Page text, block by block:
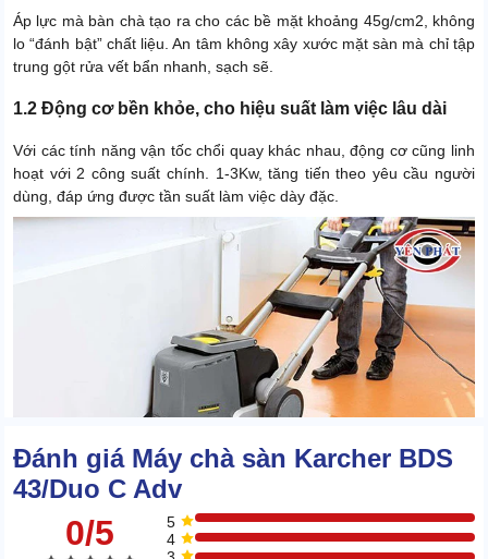
Áp lực mà bàn chà tạo ra cho các bề mặt khoảng 45g/cm2, không
lo “đánh bật” chất liệu. An tâm không xây xước mặt sàn mà chỉ tập
trung gột rửa vết bẩn nhanh, sạch sẽ.
1.2 Động cơ bền khỏe, cho hiệu suất làm việc lâu dài
Với các tính năng vận tốc chổi quay khác nhau, động cơ cũng linh
hoạt với 2 công suất chính. 1-3Kw, tăng tiến theo yêu cầu người
dùng, đáp ứng được tần suất làm việc dày đặc.
Đánh giá Máy chà sàn Karcher BDS
43/Duo C Adv
0/5
5
4